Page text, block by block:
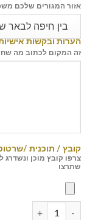
אזור המגורים שלכם
בין חיפה לבאר
הערות ובקשות
זה המקום לכתוב מה
קובץ / תוכנית /
צרפו קובץ מוכן
שתרצו